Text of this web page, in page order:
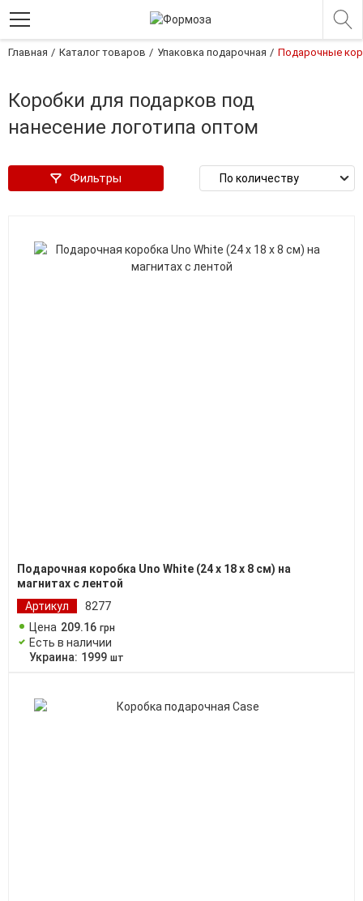
Главная Каталог товаров Упаковка подарочная Подарочные
Коробки для подарков под
нанесение логотипа оптом
Фильтры
Подарочная коробка Uno White (24 х 18 х 8 см) на
магнитах с лентой
Артикул
8277
Цена 209.16 грн
Есть в наличии
Украина: 1999 шт